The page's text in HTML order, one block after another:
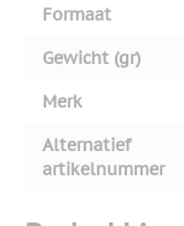
Formaat
Gewicht (gr)
Merk
Alternatief
artikelnummer